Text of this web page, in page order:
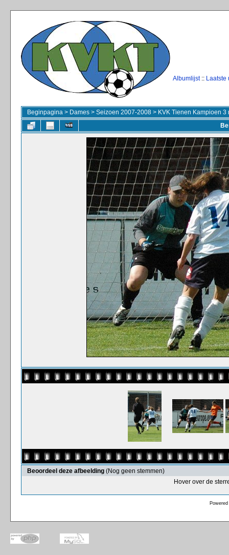
Albumlijst:: Laatste
Beginpagina > Dames > Seizoen 2007-2008 > KVK Tienen Kampioen 3
Beoordeel deze afbeelding (Nog geen stemmen)
Hover over de